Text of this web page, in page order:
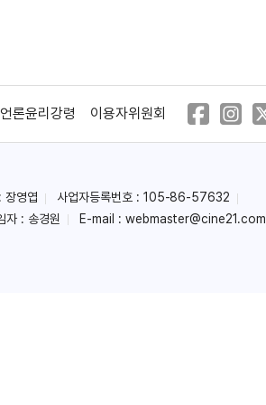
언론윤리강령 이용자위원회
장영엽
사업자등록번호 : 105-86-57632
자 : 송경원
E-mail : webmaster@cine21.com